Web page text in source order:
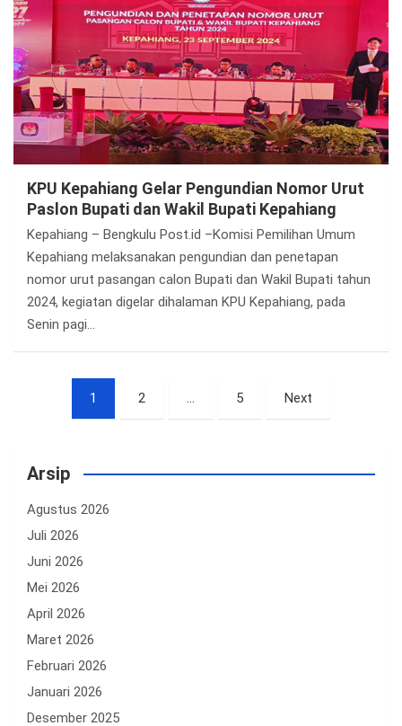
KPU Kepahiang Gelar Pengundian Nomor Urut
Paslon Bupati dan Wakil Bupati Kepahiang
Kepahiang – Bengkulu Post.id –Komisi Pemilihan Umum
Kepahiang melaksanakan pengundian dan penetapan
nomor urut pasangan calon Bupati dan Wakil Bupati tahun
2024, kegiatan digelar dihalaman KPU Kepahiang, pada
Senin pagi…
Paginasi1 2 … 5 Next
Arsip
Agustus 2026
Juli 2026
Juni 2026
Mei 2026
April 2026
Maret 2026
Februari 2026
Januari 2026
Desember 2025